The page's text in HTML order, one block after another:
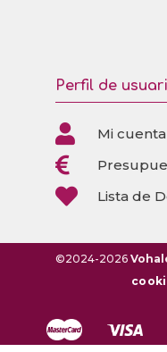
Perfil de
 Mi cuenta

 Lista de
©2024-2026